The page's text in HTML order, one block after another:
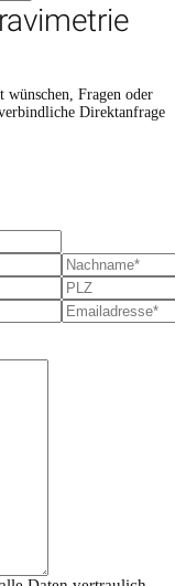
Fragen oder
Direktanfrage